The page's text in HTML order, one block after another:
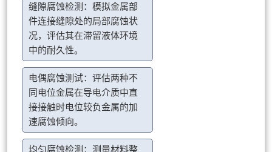
缝隙腐蚀检测：模拟金属部
件连接缝隙处的局部腐蚀状
况，评估其在滞留液体环境
中的耐久性。
电偶腐蚀测试：评估两种不
同电位金属在导电介质中直
接接触时电位较负金属的加
速腐蚀倾向。
均匀腐蚀检测：测量材料整